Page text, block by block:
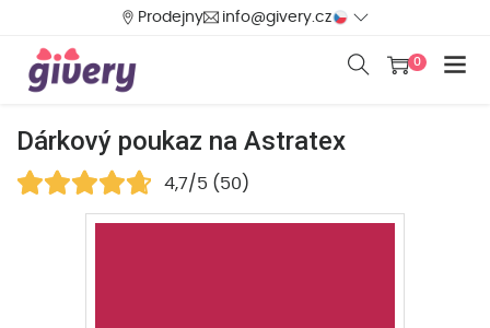
Prodejny info@givery.cz
0
Dárkový poukaz na Astratex
4,7/5 (50)